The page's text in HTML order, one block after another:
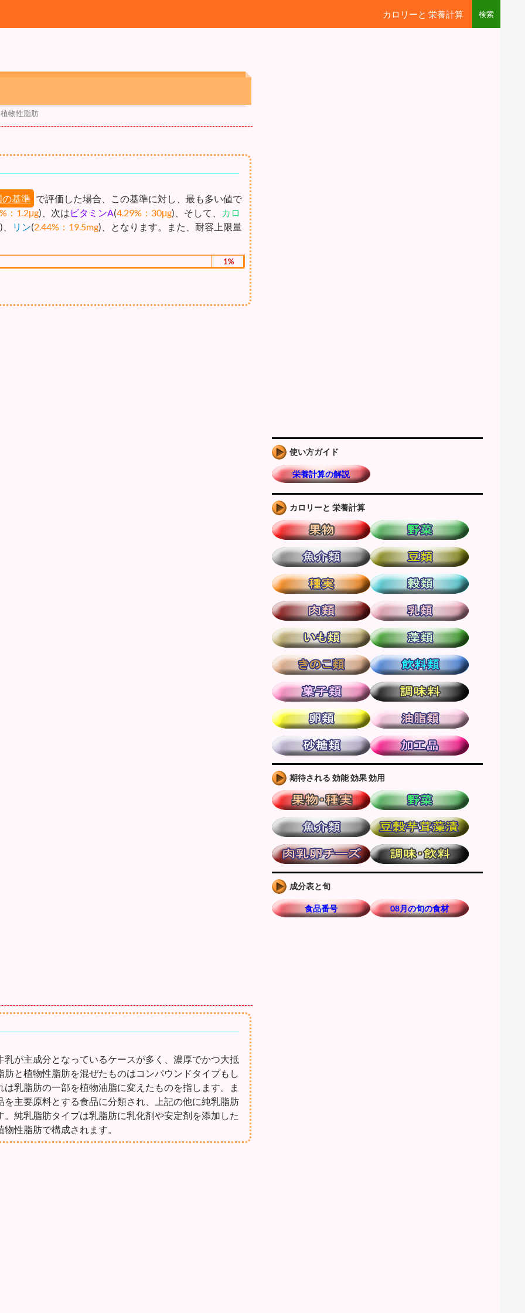
カロリーと 栄養計算
物性脂肪
の基準 で評価した場合、この基準に対し、最も多い値で
：1.2μg)、次は ビタミンA(4.29%：30μg)、そして、
カロ
)、
リン(2.44%：19.5mg)、となります。また、耐容上限量
1%
が主成分となっているケースが多く、濃厚でかつ大抵
と植物性脂肪を混ぜたものはコンパウンドタイプもし
乳脂肪の一部を植物油脂に変えたものを指します。ま
主要原料とする食品に分類され、上記の他に純乳脂肪
純乳脂肪タイプは乳脂肪に乳化剤や安定剤を添加した
性脂肪で構成されます。
使い方ガイド
栄養計算の解説
カロリーと 栄養計算
期待される 効能 効果 効用
成分表と旬
食品番号 08月の旬の食材